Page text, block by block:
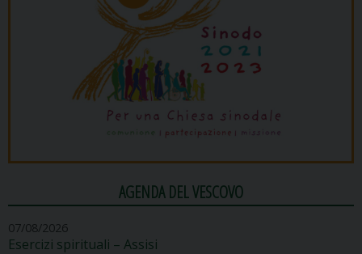
AGENDA DEL VESCOVO
07/08/2026
Esercizi spirituali – Assisi